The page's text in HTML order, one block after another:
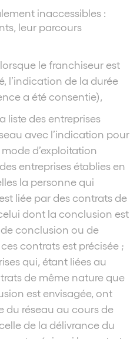
inaccessibles :
leur parcours
le franchiseur est
l’indication de la durée
a été consentie),
liste des entreprises
avec l’indication pour
d’exploitation
entreprises établies en
la personne qui
liée par des contrats de
dont la conclusion est
conclusion ou de
contrats est précisée ;
qui, étant liées au
de même nature que
est envisagée, ont
du réseau au cours de
de la délivrance du